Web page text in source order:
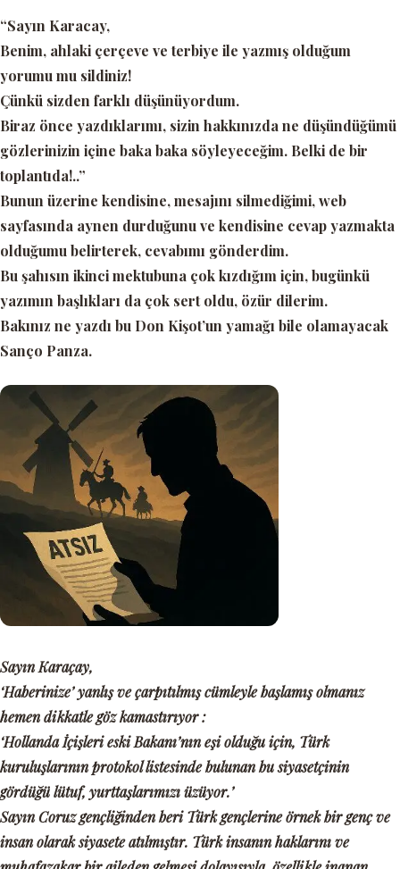
“Sayın Karacay,
Benim, ahlaki çerçeve ve terbiye ile yazmış olduğum
yorumu mu sildiniz!
Çünkü sizden farklı düşünüyordum.
Biraz önce yazdıklarımı, sizin hakkınızda ne düşündüğümü
gözlerinizin içine baka baka söyleyeceğim. Belki de bir
toplantıda!..”
Bunun üzerine kendisine, mesajını silmediğimi, web
sayfasında aynen durduğunu ve kendisine cevap yazmakta
olduğumu belirterek, cevabımı gönderdim.
Bu şahısın ikinci mektubuna çok kızdığım için, bugünkü
yazımın başlıkları da çok sert oldu, özür dilerim.
Bakınız ne yazdı bu Don Kişot’un yamağı bile olamayacak
Sanço Panza.
Sayın Karaçay,
‘Haberinize’ yanlış ve çarpıtılmış cümleyle başlamış olmanız
hemen dikkatle göz kamastırıyor :
‘Hollanda İçişleri eski Bakanı’nın eşi olduğu için, Türk
kuruluşlarının protokol listesinde bulunan bu siyasetçinin
gördüğü lütuf, yurttaşlarımızı üzüyor.’
Sayın Coruz gençliğinden beri Türk gençlerine örnek bir genç ve
insan olarak siyasete atılmıştır. Türk insanın haklarını ve